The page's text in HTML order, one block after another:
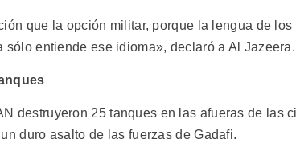
que la opción militar, porque la lengua de
sólo entiende ese idioma», declaró a Al Jazeera.
destruyeron 25 tanques en las afueras de las
duro asalto de las fuerzas de Gadafi.